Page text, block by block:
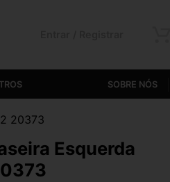
SOBRE NÓS
20373
Esquerda